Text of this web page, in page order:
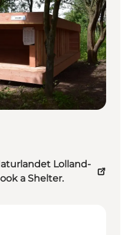
Lolland-
a Shelter.